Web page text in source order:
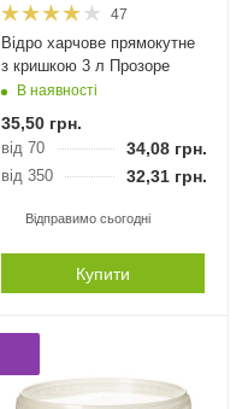
47
Відро харчове прямокутне
з кришкою 3 л Прозоре
В наявності
35,50грн.
від 70 34,08грн.
від 350 32,31грн.
Відправимо сьогодні
Купити